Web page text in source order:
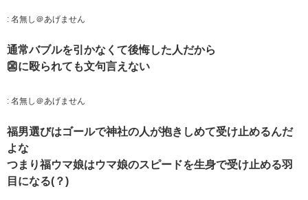
: 名無し＠あげません
通常バブルを引かなくて後悔した人だから
👺に殴られても文句言えない
: 名無し＠あげません
福男選びはゴールで神社の人が抱きしめて受け止めるんだ
よな
つまり福ウマ娘はウマ娘のスピードを生身で受け止める羽
目になる(？)